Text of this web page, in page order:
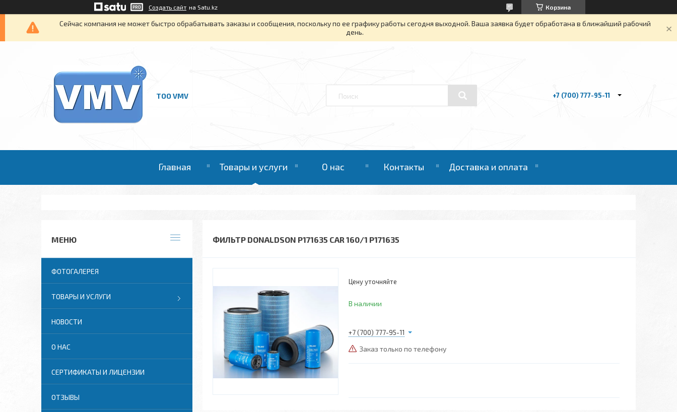
Создать сайт на Satu.kz Корзина
Сейчас компания не может быстро обрабатывать заказы и сообщения, поскольку по ее графику работы сегодня выходной. Ваша заявка будет обработана в ближайший рабочий
день.
ТОО VMV +7 (700) 777-95-11
Главная Товары и услуги О нас Контакты Доставка и оплата
ФИЛЬТР DONALDSON P171635 CAR 160/1 P171635
Цену уточняйте
В наличии
+7 (700) 777-95-11
Заказ только по телефону
ФОТОГАЛЕРЕЯ
ТОВАРЫ И УСЛУГИ
НОВОСТИ
О НАС
СЕРТИФИКАТЫ И ЛИЦЕНЗИИ
ОТЗЫВЫ